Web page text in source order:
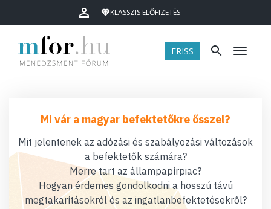
KLASSZIS ELŐFIZETÉS
FRISS Menü
Mi vár a magyar befektetőkre ősszel?
Mit jelentenek az adózási és szabályozási változások
a befektetők számára?
Merre tart az állampapírpiac?
Hogyan érdemes gondolkodni a hosszú távú
megtakarításokról és az ingatlanbefektetésekről?